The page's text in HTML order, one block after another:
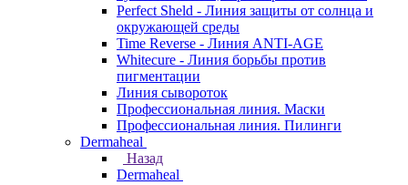
Perfect Sheld - Линия защиты от солнца и
окружающей среды
Time Reverse - Линия ANTI-AGE
Whitecure - Линия борьбы против
пигментации
Линия сывороток
Профессиональная линия. Маски
Профессиональная линия. Пилинги
Dermaheal
Назад
Dermaheal